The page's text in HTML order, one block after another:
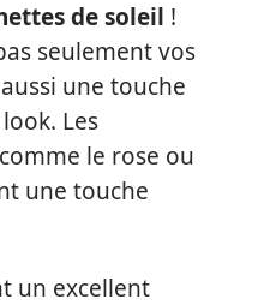
de soleil !
seulement vos
une touche
Les
le rose ou
une touche
un excellent